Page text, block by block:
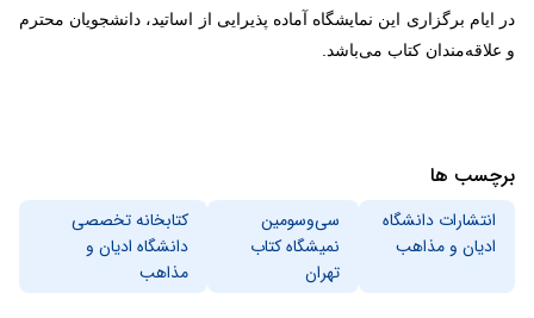
در ایام برگزاری این نمایشگاه آماده پذیرایی از اساتید، دانشجویان محترم
و علاقه‌مندان کتاب می‌باشد.
برچسب ها
انتشارات دانشگاه
ادیان و مذاهب
سی‌وسومین
نمیشگاه کتاب
تهران
کتابخانه تخصصی
دانشگاه ادیان و
مذاهب